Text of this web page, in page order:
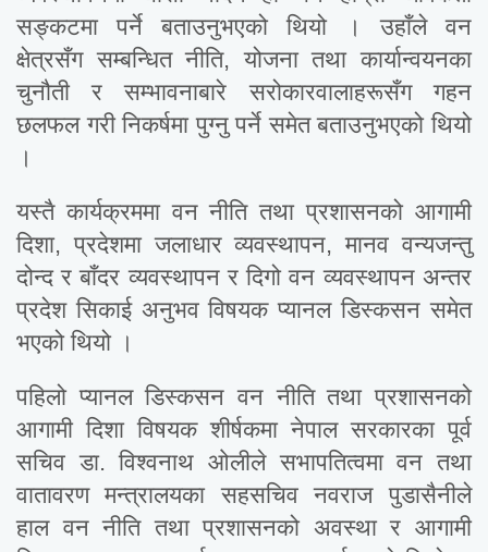
सङ्कटमा पर्ने बताउनुभएको थियो । उहाँले वन
क्षेत्रसँग सम्बन्धित नीति, योजना तथा कार्यान्वयनका
चुनौती र सम्भावनाबारे सरोकारवालाहरूसँग गहन
छलफल गरी निकर्षमा पुग्नु पर्ने समेत बताउनुभएको थियो
।
यस्तै कार्यक्रममा वन नीति तथा प्रशासनको आगामी
दिशा, प्रदेशमा जलाधार व्यवस्थापन, मानव वन्यजन्तु
दोन्द र बाँदर व्यवस्थापन र दिगो वन व्यवस्थापन अन्तर
प्रदेश सिकाई अनुभव विषयक प्यानल डिस्कसन समेत
भएको थियो ।
पहिलो प्यानल डिस्कसन वन नीति तथा प्रशासनको
आगामी दिशा विषयक शीर्षकमा नेपाल सरकारका पूर्व
सचिव डा. विश्वनाथ ओलीले सभापतित्वमा वन तथा
वातावरण मन्त्रालयका सहसचिव नवराज पुडासैनीले
हाल वन नीति तथा प्रशासनको अवस्था र आगामी